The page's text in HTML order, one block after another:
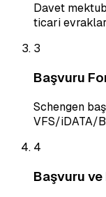
Davet
ticari
3
Başvuru
Schengen
VFS/iDATA/
4
Başvuru